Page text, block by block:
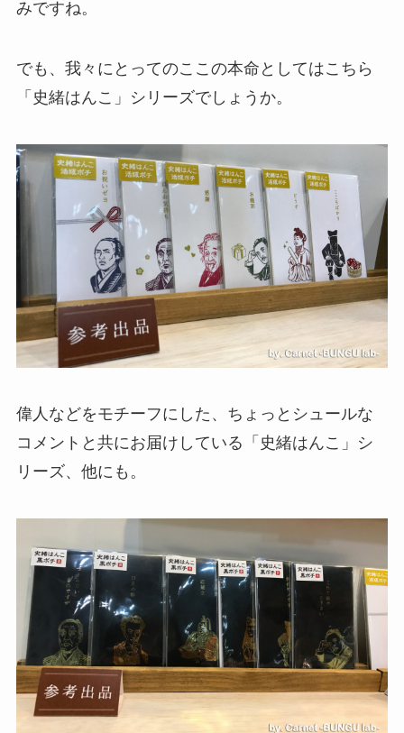
みですね。
でも、我々にとってのここの本命としてはこちら
「史緒はんこ」シリーズでしょうか。
偉人などをモチーフにした、ちょっとシュールな
コメントと共にお届けしている「史緒はんこ」シ
リーズ、他にも。